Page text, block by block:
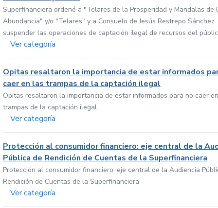
Superfinanciera ordenó a "Telares de la Prosperidad y Mandalas de
Abundancia" y/o "Telares" y a Consuelo de Jesús Restrepo Sánchez
suspender las operaciones de captación ilegal de recursos del
Ver categoría
Opitas resaltaron la importancia de estar informados
caer en las trampas de la captación ilegal
Opitas resaltaron la importancia de estar informados para no caer
trampas de la captación ilegal
Ver categoría
Protección al consumidor financiero: eje central de la
Pública de Rendición de Cuentas de la Superfinanciera
Protección al consumidor financiero: eje central de la Audiencia
Rendición de Cuentas de la Superfinanciera
Ver categoría